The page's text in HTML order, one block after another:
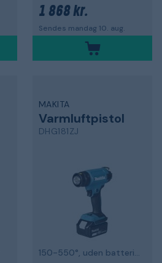
1 868 kr.
Sendes mandag 10. aug.
MAKITA
Varmluftpistol
DHG181ZJ
150-550°, uden batteri og oplader